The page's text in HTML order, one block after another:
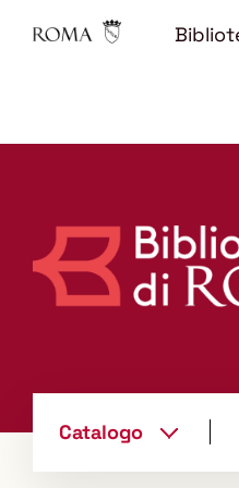
Catalogocambia
il